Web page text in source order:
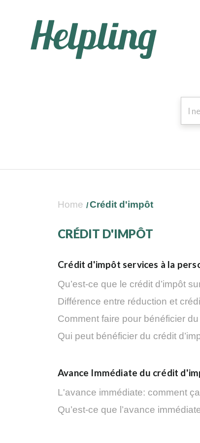
Home Crédit d'impôt
CRÉDIT D'IMPÔT
Crédit d'impôt services à la
Qu’est-ce que le crédit d’impôt
Différence entre réduction et
Comment faire pour bénéficier du
Qui peut bénéficier du crédit
Avance Immédiate du crédit
L'avance immédiate: comment
Qu’est-ce que l’avance